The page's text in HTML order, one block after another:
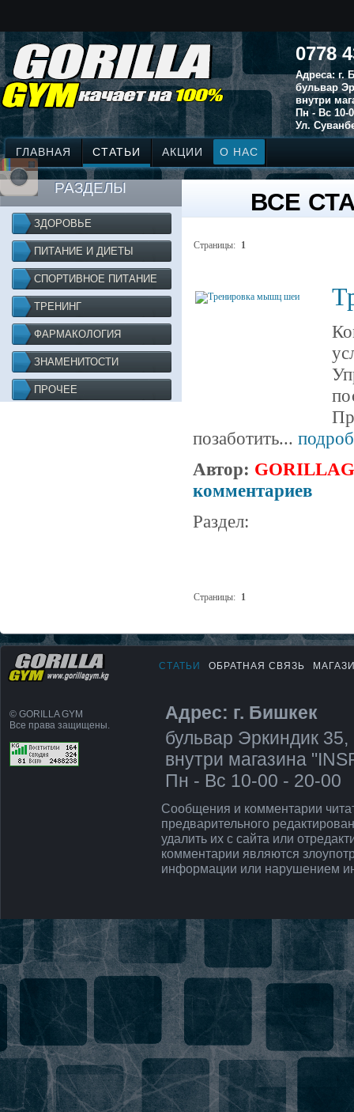
0778
Адреса: г.
бульвар
внутри
Пн - Вс 10-
Ул.
ГЛАВНАЯ СТАТЬИ АКЦИИ О НАС
РАЗДЕЛЫ
ЗДОРОВЬЕ
ПИТАНИЕ И ДИЕТЫ
СПОРТИВНОЕ ПИТАНИЕ
ТРЕНИНГ
ФАРМАКОЛОГИЯ
ЗНАМЕНИТОСТИ
ПРОЧЕЕ
ВСЕ
Страницы: 1
позаботить...
Автор:
комментариев
Раздел:
Страницы: 1
СТАТЬИ ОБРАТНАЯ СВЯЗЬ
© GORILLA GYM
Все права защищены.
Адрес: г. Бишкек
бульвар Эркиндик 35,
внутри магазина
Пн - Вс 10-00 - 20-00
Сообщения и комментарии
предварительного
удалить их с сайта или
комментарии являются
информации или нарушением